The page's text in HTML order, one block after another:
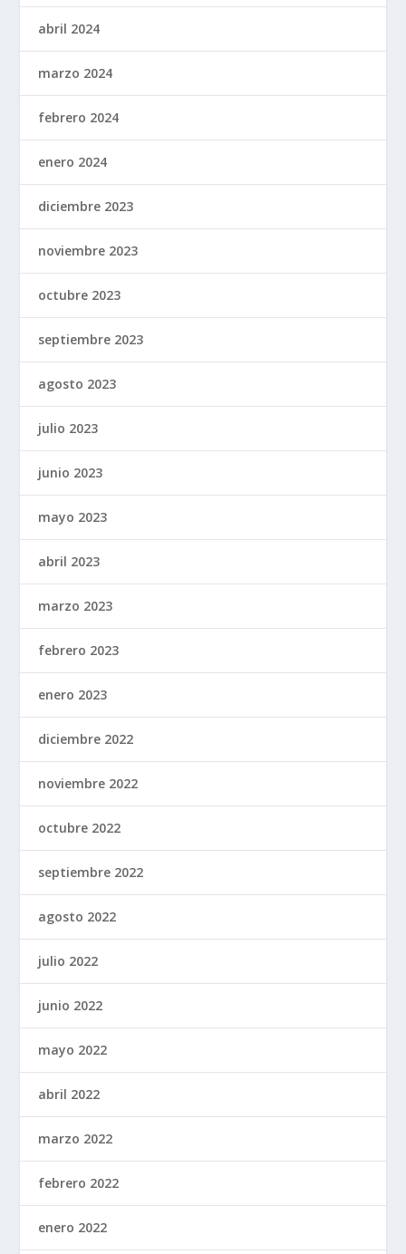
abril 2024
marzo 2024
febrero 2024
enero 2024
diciembre 2023
noviembre 2023
octubre 2023
septiembre 2023
agosto 2023
julio 2023
junio 2023
mayo 2023
abril 2023
marzo 2023
febrero 2023
enero 2023
diciembre 2022
noviembre 2022
octubre 2022
septiembre 2022
agosto 2022
julio 2022
junio 2022
mayo 2022
abril 2022
marzo 2022
febrero 2022
enero 2022